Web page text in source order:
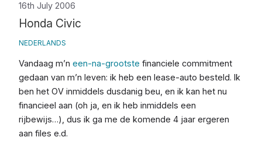
16th July 2006
Honda Civic
NEDERLANDS
Vandaag m’n een-na-grootste financiele commitment
gedaan van m’n leven: ik heb een lease-auto besteld. Ik
ben het OV inmiddels dusdanig beu, en ik kan het nu
financieel aan (oh ja, en ik heb inmiddels een
rijbewijs…), dus ik ga me de komende 4 jaar ergeren
aan files e.d.